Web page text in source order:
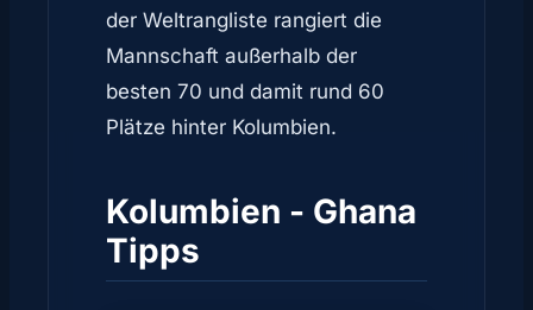
der Weltrangliste rangiert die
Mannschaft außerhalb der
besten 70 und damit rund 60
Plätze hinter Kolumbien.
Kolumbien - Ghana
Tipps